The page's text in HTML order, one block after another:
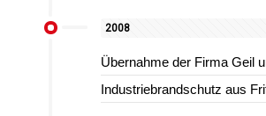
2008
Übernahme der Firma Geil
Industriebrandschutz aus